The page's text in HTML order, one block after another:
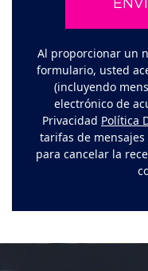
Al proporcionar un
formulario, usted
(incluyendo
electrónico de
Privacidad Política
tarifas de mensajes
para cancelar la